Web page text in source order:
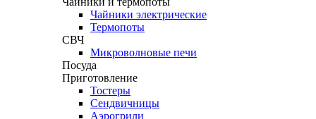
Чайники электрические
Термопоты
СВЧ
Микроволновые печи
Посуда
Приготовление
Тостеры
Сендвичницы
Аэрогрили